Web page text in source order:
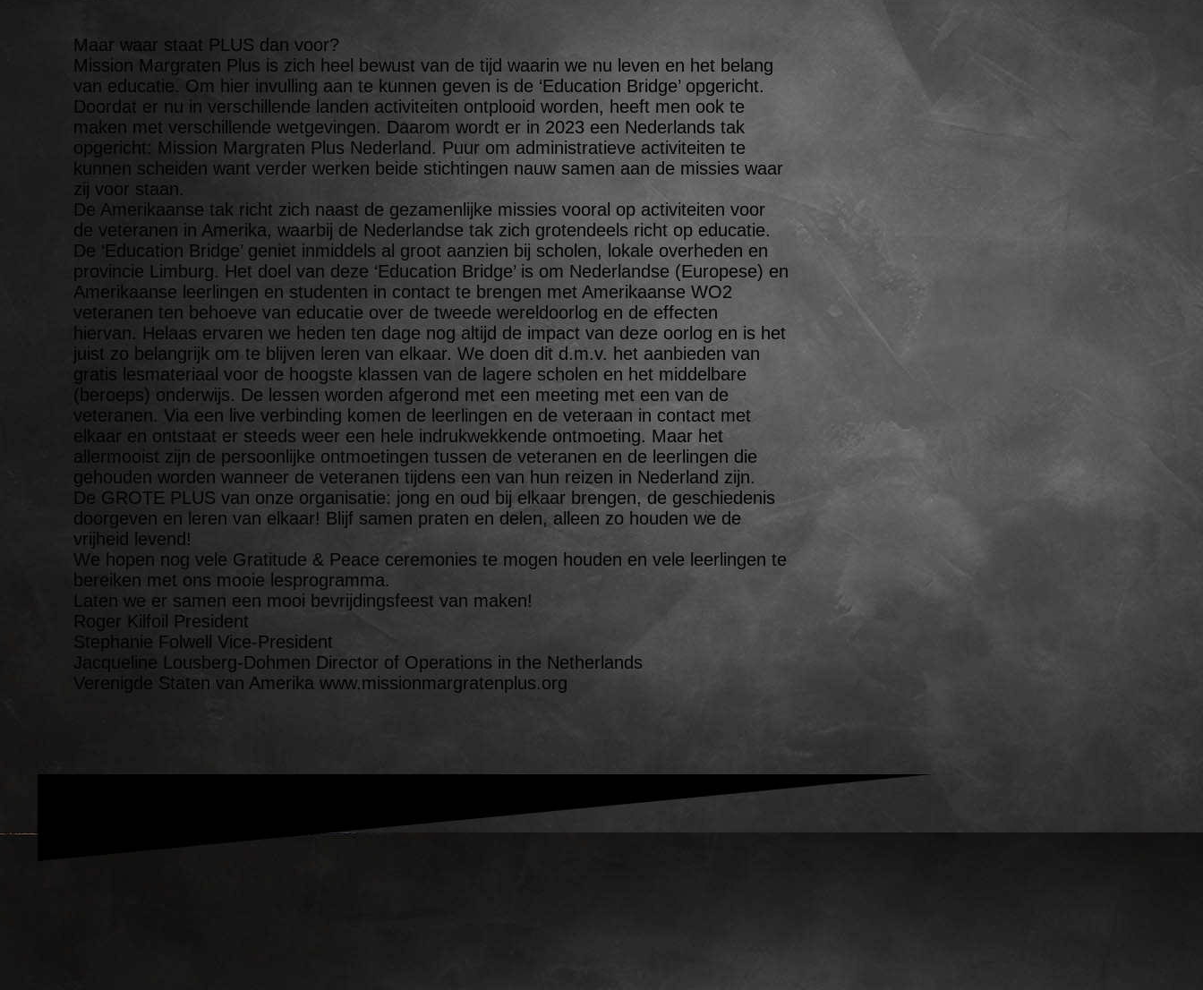
Maar waar staat PLUS dan voor?
Mission Margraten Plus is zich heel bewust van de tijd waarin we nu leven en het belang
van educatie. Om hier invulling aan te kunnen geven is de ‘Education Bridge’ opgericht.
Doordat er nu in verschillende landen activiteiten ontplooid worden, heeft men ook te
maken met verschillende wetgevingen. Daarom wordt er in 2023 een Nederlands tak
opgericht: Mission Margraten Plus Nederland. Puur om administratieve activiteiten te
kunnen scheiden want verder werken beide stichtingen nauw samen aan de missies waar
zij voor staan.
De Amerikaanse tak richt zich naast de gezamenlijke missies vooral op activiteiten voor
de veteranen in Amerika, waarbij de Nederlandse tak zich grotendeels richt op educatie.
De ‘Education Bridge’ geniet inmiddels al groot aanzien bij scholen, lokale overheden en
provincie Limburg. Het doel van deze ‘Education Bridge’ is om Nederlandse (Europese) en
Amerikaanse leerlingen en studenten in contact te brengen met Amerikaanse WO2
veteranen ten behoeve van educatie over de tweede wereldoorlog en de effecten
hiervan. Helaas ervaren we heden ten dage nog altijd de impact van deze oorlog en is het
juist zo belangrijk om te blijven leren van elkaar. We doen dit d.m.v. het aanbieden van
gratis lesmateriaal voor de hoogste klassen van de lagere scholen en het middelbare
(beroeps) onderwijs. De lessen worden afgerond met een meeting met een van de
veteranen. Via een live verbinding komen de leerlingen en de veteraan in contact met
elkaar en ontstaat er steeds weer een hele indrukwekkende ontmoeting. Maar het
allermooist zijn de persoonlijke ontmoetingen tussen de veteranen en de leerlingen die
gehouden worden wanneer de veteranen tijdens een van hun reizen in Nederland zijn.
De GROTE PLUS van onze organisatie: jong en oud bij elkaar brengen, de geschiedenis
doorgeven en leren van elkaar! Blijf samen praten en delen, alleen zo houden we de
vrijheid levend!
We hopen nog vele Gratitude & Peace ceremonies te mogen houden en vele leerlingen te
bereiken met ons mooie lesprogramma.
Laten we er samen een mooi bevrijdingsfeest van maken!
Roger Kilfoil President
Stephanie Folwell Vice-President
Jacqueline Lousberg-Dohmen Director of Operations in the Netherlands
Verenigde Staten van Amerika www.missionmargratenplus.org